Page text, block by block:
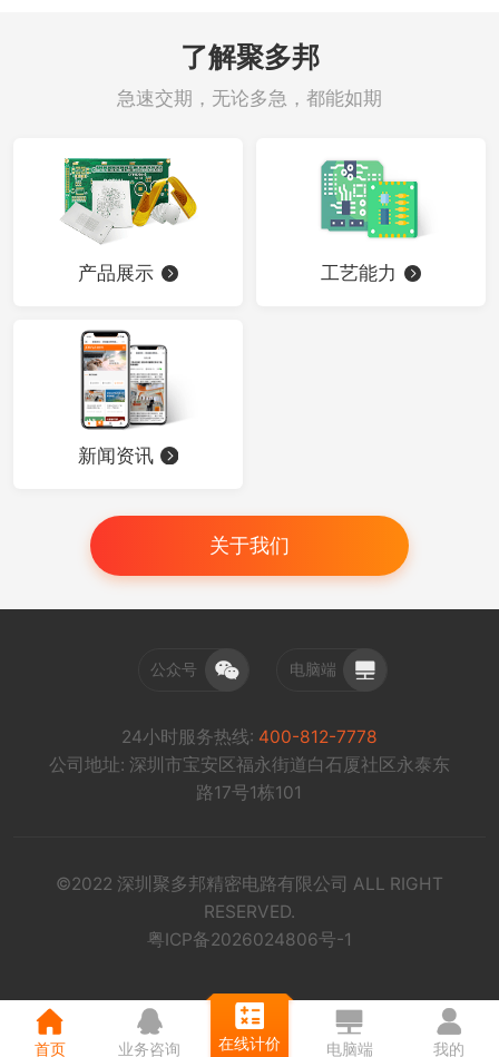
了解聚多邦
急速交期，无论多急，都能如期
产品展示 工艺能力
新闻资讯
关于我们
公众号 电脑端
24小时服务热线: 400-812-7778
公司地址: 深圳市宝安区福永街道白石厦社区永泰东
路17号1栋101
©2022 深圳聚多邦精密电路有限公司 ALL RIGHT
RESERVED.
粤ICP备2026024806号-1
首页 业务咨询 在线计价 电脑端 我的